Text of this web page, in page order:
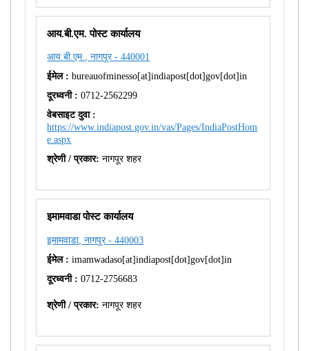
आय.बी.एम. पोस्ट कार्यालय
आय.बी.एम., नागपूर - 440001
ईमेल : bureauofminesso[at]indiapost[dot]gov[dot]in
दूरध्वनी : 0712-2562299
वेबसाइट दुवा :
https://www.indiapost.gov.in/vas/Pages/IndiaPostHom
e.aspx
श्रेणी / प्रकार: नागपूर शहर
इमामवाडा पोस्ट कार्यालय
इमामवाडा, नागपूर - 440003
ईमेल : imamwadaso[at]indiapost[dot]gov[dot]in
दूरध्वनी : 0712-2756683
श्रेणी / प्रकार: नागपूर शहर